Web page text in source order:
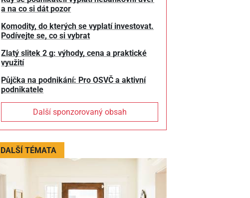
a na co si dát pozor
Komodity, do kterých se vyplatí investovat.
Podívejte se, co si vybrat
Zlatý slitek 2 g: výhody, cena a praktické
využití
Půjčka na podnikání: Pro OSVČ a aktivní
podnikatele
Další sponzorovaný obsah
DALŠÍ TÉMATA